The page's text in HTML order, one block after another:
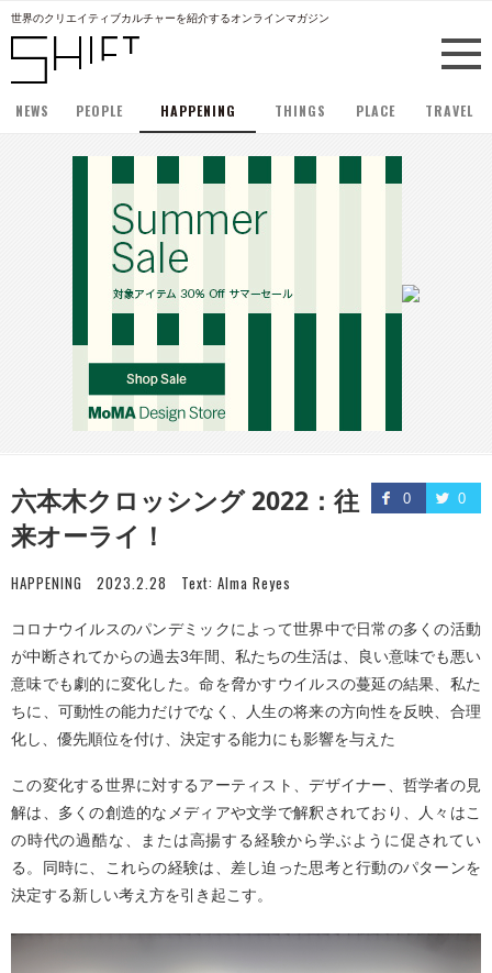
世界のクリエイティブカルチャーを紹介するオンラインマガジン
NEWS PEOPLE HAPPENING THINGS PLACE TRAVEL
0 0
六本木クロッシング 2022：往
来オーライ！
HAPPENING 2023.2.28 Text: Alma Reyes
コロナウイルスのパンデミックによって世界中で日常の多くの活動
が中断されてからの過去3年間、私たちの生活は、良い意味でも悪い
意味でも劇的に変化した。命を脅かすウイルスの蔓延の結果、私た
ちに、可動性の能力だけでなく、人生の将来の方向性を反映、合理
化し、優先順位を付け、決定する能力にも影響を与えた
この変化する世界に対するアーティスト、デザイナー、哲学者の見
解は、多くの創造的なメディアや文学で解釈されており、人々はこ
の時代の過酷な、または高揚する経験から学ぶように促されてい
る。同時に、これらの経験は、差し迫った思考と行動のパターンを
決定する新しい考え方を引き起こす。